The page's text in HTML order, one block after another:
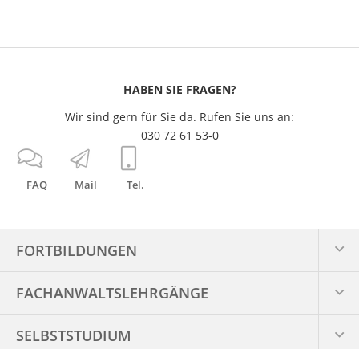
FAQ Mail Tel.
HABEN SIE FRAGEN?
Wir sind gern für Sie da. Rufen Sie uns an:
030 72 61 53-0
FORTBILDUNGEN
FACHANWALTS­LEHRGÄNGE
SELBSTSTUDIUM